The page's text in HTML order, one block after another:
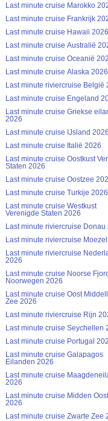
Last minute cruise Marokko
Last minute cruise Frankrijk
Last minute cruise Hawaii 2026
Last minute cruise Australië
Last minute cruise Oceanië
Last minute cruise Alaska 2026
Last minute riviercruise België
Last minute cruise Engeland
Last minute cruise Griekse
2026
Last minute cruise IJsland 2026
Last minute cruise Italië 2026
Last minute cruise Oostkust
Staten 2026
Last minute cruise Oostzee
Last minute cruise Turkije 2026
Last minute cruise Westkust
Verenigde Staten 2026
Last minute riviercruise Donau
Last minute riviercruise
Last minute riviercruise
2026
Last minute cruise Noorse
Noorwegen 2026
Last minute cruise Oost
Zee 2026
Last minute riviercruise Rijn
Last minute cruise Seychellen
Last minute cruise Portugal
Last minute cruise Galapagos
Eilanden 2026
Last minute cruise
2026
Last minute cruise Midden
2026
Last minute cruise Zwarte Zee